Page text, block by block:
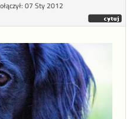
07 Sty 2012